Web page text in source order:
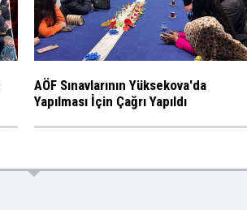
AÖF Sınavlarının Yüksekova'da
Yapılması İçin Çağrı Yapıldı